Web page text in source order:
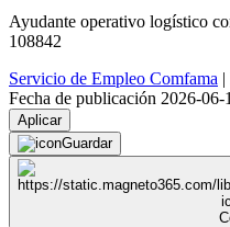
Ayudante operativo logístico
108842
Servicio de Empleo Comfama |
Fecha de publicación 2026-06-
Aplicar
Guardar